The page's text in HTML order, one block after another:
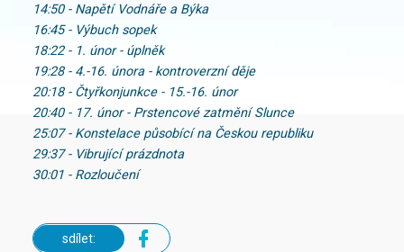
14:50 - Napětí Vodnáře a Býka
16:45 - Výbuch sopek
18:22 - 1. únor - úplněk
19:28 - 4.-16. února - kontroverzní děje
20:18 - Čtyřkonjunkce - 15.-16. únor
20:40 - 17. únor - Prstencové zatmění Slunce
25:07 - Konstelace působící na Českou republiku
29:37 - Vibrující prázdnota
30:01 - Rozloučení
sdílet: